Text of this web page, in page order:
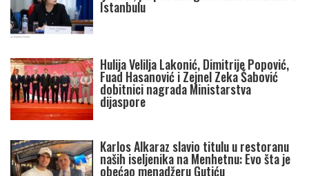
Istanbulu
Hulija Velilja Lakonić, Dimitrije Popović,
Fuad Hasanović i Zejnel Zeka Šabović
dobitnici nagrada Ministarstva
dijaspore
Karlos Alkaraz slavio titulu u restoranu
naših iseljenika na Menhetnu: Evo šta je
obećao menadžeru Gutiću